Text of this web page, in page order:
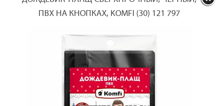
ПВХ НА КНОПКАХ, KOMFI (30) 121 797